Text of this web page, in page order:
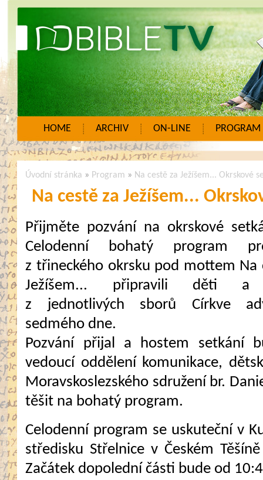
HOME ARCHIV ON-LINE PROGRAM
Úvodní stránka » Program » Na cestě za Ježíšem... Okrskové
Na cestě za Ježíšem...
Přijměte pozvání na okrskové
Celodenní bohatý program
z třineckého okrsku pod mottem Na
Ježíšem... připravili děti a
z jednotlivých sborů Církve
sedmého dne.
Pozvání přijal a hostem setkání
vedoucí oddělení komunikace,
Moravskoslezského sdružení br.
těšit na bohatý program.
Celodenní program se uskuteční v
středisku Střelnice v Českém
Začátek dopolední části bude od